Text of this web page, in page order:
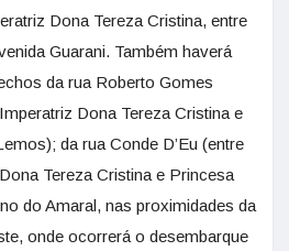
Dona Tereza Cristina, entre
Guarani. Também haverá
da rua Roberto Gomes
Dona Tereza Cristina e
da rua Conde D’Eu (entre
Tereza Cristina e Princesa
do Amaral, nas proximidades da
onde ocorrerá o desembarque